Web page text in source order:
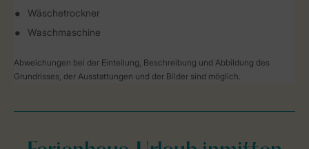
Wäschetrockner
Waschmaschine
Abweichungen bei der Einteilung, Beschreibung und Abbildung des
Grundrisses, der Ausstattungen und der Bilder sind möglich.